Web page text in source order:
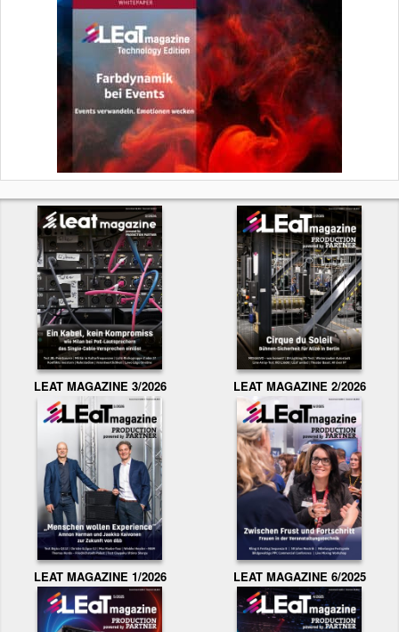
LEAT MAGAZINE 3/2026 LEAT MAGAZINE 2/2026
LEAT MAGAZINE 1/2026 LEAT MAGAZINE 6/2025